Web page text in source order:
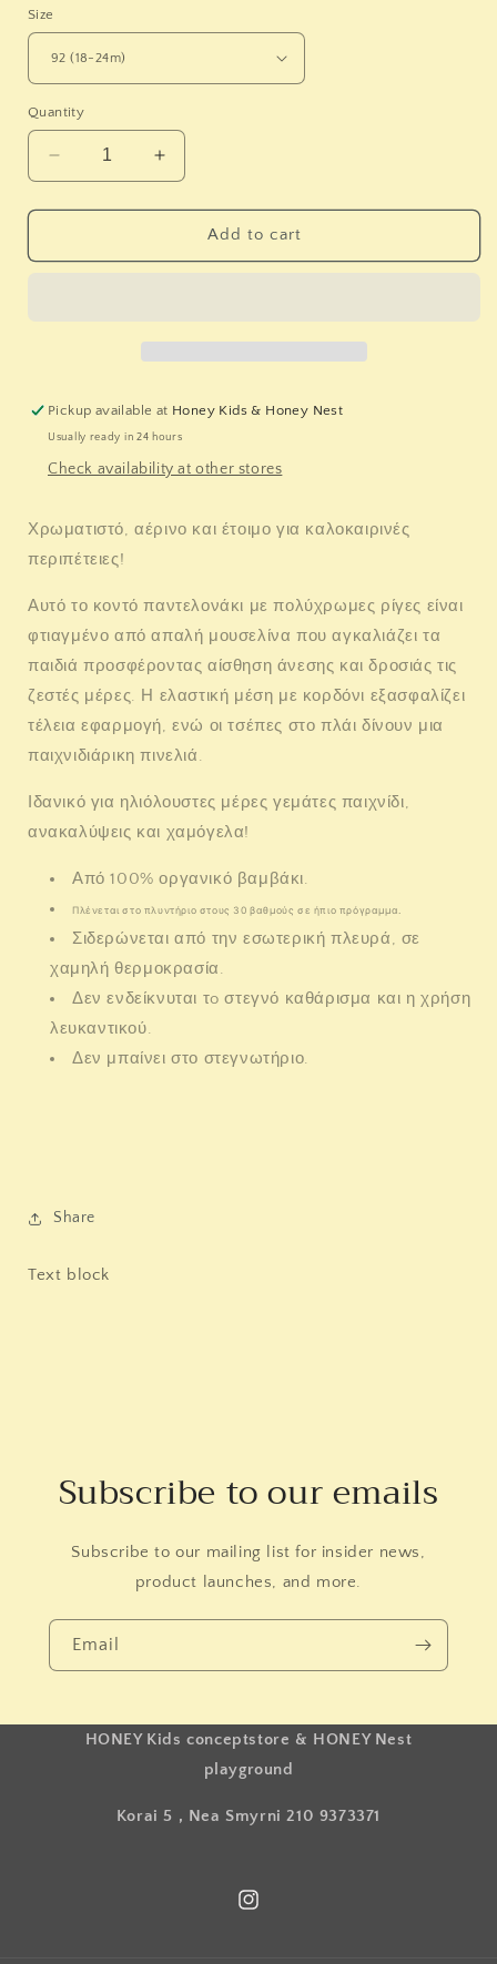
Size
Quantity
Decrease
quantity
for
DUTCH.
Increase
quantity
for
LITTLE
DUTCH.
Add to cart
Pickup available at Honey Kids & Honey Nest
Usually ready in 24 hours
Check availability at other stores
Χρωματιστό, αέρινο και έτοιμο για καλοκαιρινές
περιπέτειες!
Αυτό το κοντό παντελονάκι με πολύχρωμες ρίγες είναι
φτιαγμένο από απαλή μουσελίνα που αγκαλιάζει τα
παιδιά προσφέροντας αίσθηση άνεσης και δροσιάς τις
ζεστές μέρες. Η ελαστική μέση με κορδόνι εξασφαλίζει
τέλεια εφαρμογή, ενώ οι τσέπες στο πλάι δίνουν μια
παιχνιδιάρικη πινελιά.
Ιδανικό για ηλιόλουστες μέρες γεμάτες παιχνίδι,
ανακαλύψεις και χαμόγελα!
Από 100% οργανικό βαμβάκι.
Πλένεται στο πλυντήριο στους 30 βαθμούς σε ήπιο πρόγραμμα.
Σιδερώνεται από την εσωτερική πλευρά, σε
χαμηλή θερμοκρασία.
Δεν ενδείκνυται τo στεγνό καθάρισμα και η χρήση
λευκαντικού.
Δεν μπαίνει στο στεγνωτήριο.
Share
Text block
Subscribe to our emails
Subscribe to our mailing list for insider news,
product launches, and more.
Email
HONEY Kids conceptstore & HONEY Nest
playground
Korai 5 , Nea Smyrni 210 9373371
Instagram